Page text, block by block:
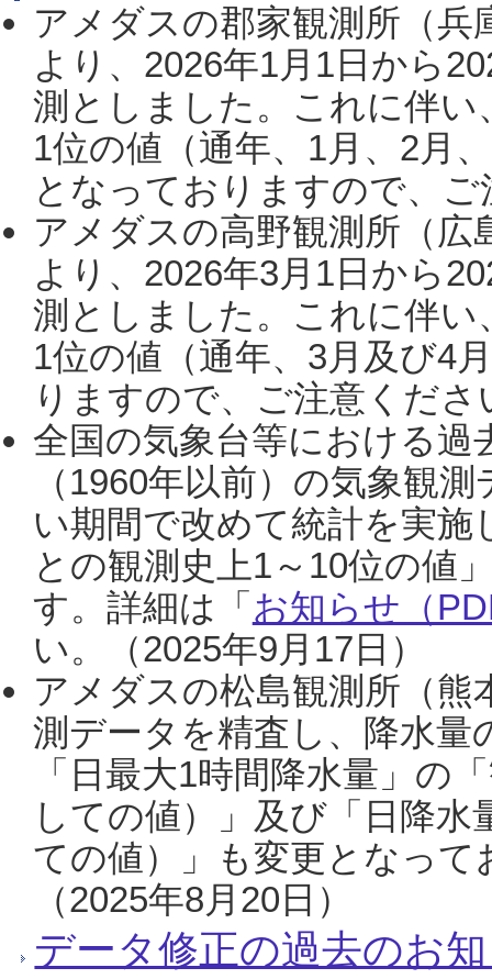
アメダスの郡家観測所（
より、2026年1月1日から
測としました。これに伴い
1位の値（通年、1月、2月
となっておりますので、
アメダスの高野観測所（
より、2026年3月1日から
測としました。これに伴い
1位の値（通年、3月及び4
りますので、ご注意くだ
全国の気象台等における過
（1960年以前）の気象観
い期間で改めて統計を実
との観測史上1～10位の値
す。詳細は「 お知らせ（
い。（2025年9月17日）
アメダスの松島観測所（熊
測データを精査し、降水
「日最大1時間降水量」の
しての値）」及び「日降
ての値）」も変更となっ
（2025年8月20日）
データ修正の過去のお